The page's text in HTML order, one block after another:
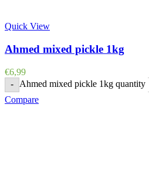
Quick View
Ahmed mixed pickle 1kg
€6,99
-
Ahmed mixed pickle 1kg quantity
Compare